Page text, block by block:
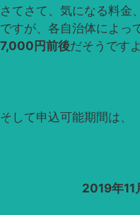
さてさて、気になる料金
ですが、各自治体によっ
7,000円前後だそうですよ
そして申込可能期間は、
2019年11